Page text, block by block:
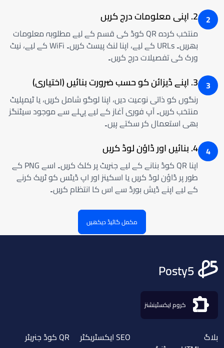
2 2. اپنی معلومات درج کریں
منتخب کردہ QR کوڈ کی قسم کے لیے مطلوبہ معلومات
بھریں۔ URLs کے لیے، اپنا لنک پیسٹ کریں۔ WiFi کے لیے، نیٹ
ورک کی تفصیلات درج کریں۔
3 3. اپنے ڈیزائن کو حسب ضرورت بنائیں (اختیاری)
رنگوں کو ذاتی نوعیت دیں، اپنا لوگو شامل کریں، یا ٹیمپلیٹ
منتخب کریں۔ آپ فوری آغاز کے لیے پہلے سے موجود سیٹنگز
بھی استعمال کر سکتے ہیں۔
4 4. بنائیں اور ڈاؤن لوڈ کریں
اپنا QR کوڈ بنانے کے لیے جنریٹ پر کلک کریں۔ اسے PNG کے
طور پر ڈاؤن لوڈ کریں یا اسکینز اور اپ ڈیٹس کو ٹریک کرنے
کے لیے اپنے ڈیش بورڈ سے اس کا انتظام کریں۔
مکمل گائیڈ دیکھیں
Posty5
کروم ایکسٹینشنز
بلاگ SEO ایکسٹریکٹر
QR کوڈ جنریٹر